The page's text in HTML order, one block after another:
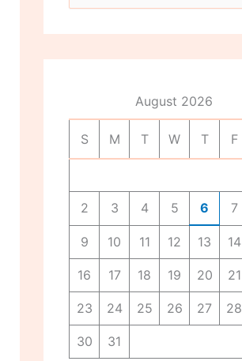
r
h
August 2026
S M T W T F
2 3 4 5 6 7
9 10 11 12 13 14
16 17 18 19 20 21
23 24 25 26 27 28
30 31